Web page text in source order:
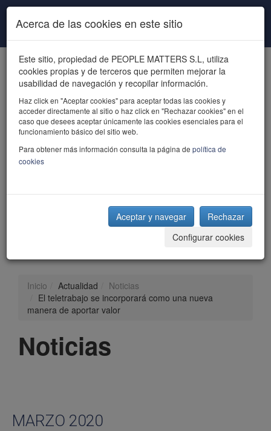
Pasar al contenido principal
powered by talent
Inicio Actualidad
Noticias
El teletrabajo se incorporará como una nueva
manera de aportar valor
Noticias
MARZO 2020
Acerca de las cookies en este sitio
Este sitio, propiedad de PEOPLE MATTERS S.L, utiliza
cookies propias y de terceros que permiten mejorar la
usabilidad de navegación y recopilar información.
Haz click en "Aceptar cookies" para aceptar todas las cookies y
acceder directamente al sitio o haz click en "Rechazar cookies" en el
caso que desees aceptar únicamente las cookies esenciales para el
funcionamiento básico del sitio web.
Para obtener más información consulta la página de política de
cookies
Aceptar y navegar
Rechazar
Configurar cookies